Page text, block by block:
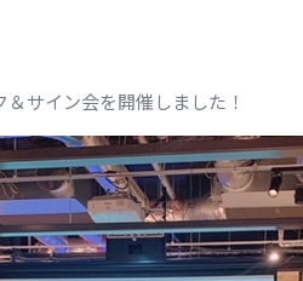
サイン会を開催しました！